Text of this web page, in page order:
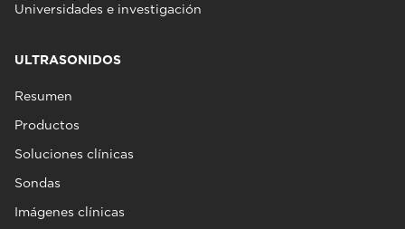
Universidades e investigación
ULTRASONIDOS
Resumen
Productos
Soluciones clínicas
Sondas
Imágenes clínicas